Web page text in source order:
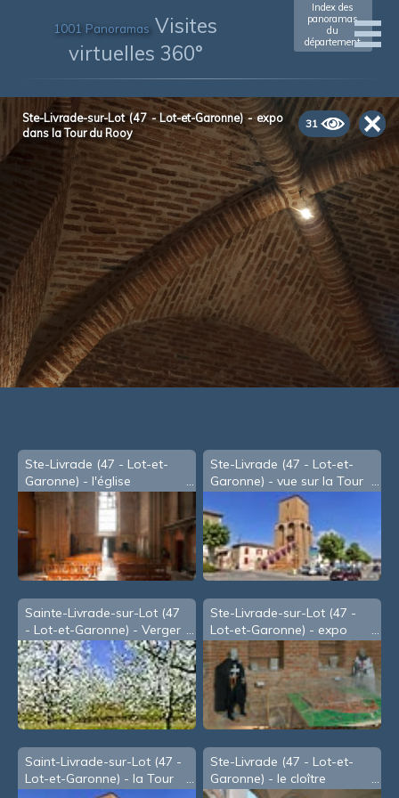
1001 Panoramas Visites
virtuelles 360°
Index des
panoramas
du
département
31
Ste-Livrade-sur-Lot (47 - Lot-et-Garonne) - expo
dans la Tour du Rooy
Ste-Livrade (47 - Lot-et-
Garonne) - l'église
Ste-Livrade (47 - Lot-et-
Garonne) - vue sur la Tour
Sainte-Livrade-sur-Lot (47
- Lot-et-Garonne) - Verger
de pruniers en fleurs
Ste-Livrade-sur-Lot (47 -
Lot-et-Garonne) - expo
dans la Tour du Rooy
Saint-Livrade-sur-Lot (47 -
Lot-et-Garonne) - la Tour
Ste-Livrade (47 - Lot-et-
Garonne) - le cloître